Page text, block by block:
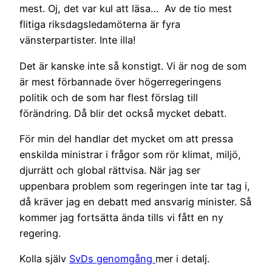
mest. Oj, det var kul att läsa… Av de tio mest
flitiga riksdagsledamöterna är fyra
vänsterpartister. Inte illa!
Det är kanske inte så konstigt. Vi är nog de som
är mest förbannade över högerregeringens
politik och de som har flest förslag till
förändring. Då blir det också mycket debatt.
För min del handlar det mycket om att pressa
enskilda ministrar i frågor som rör klimat, miljö,
djurrätt och global rättvisa. När jag ser
uppenbara problem som regeringen inte tar tag i,
då kräver jag en debatt med ansvarig minister. Så
kommer jag fortsätta ända tills vi fått en ny
regering.
Kolla själv SvDs genomgång mer i detalj.